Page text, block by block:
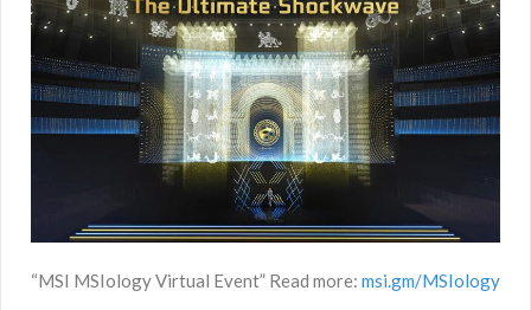
“MSI MSIology Virtual Event” Read more: msi.gm/MSIology